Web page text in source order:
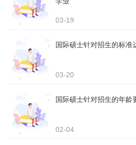
03-19
国际硕士针对招生的标准
03-20
国际硕士针对招生的年龄
02-04